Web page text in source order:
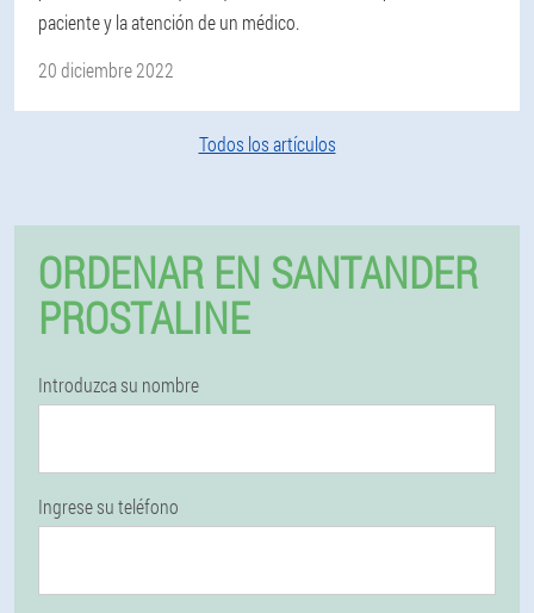
paciente y la atención de un médico.
20 diciembre 2022
Todos los artículos
ORDENAR EN SANTANDER
PROSTALINE
Introduzca su nombre
Ingrese su teléfono